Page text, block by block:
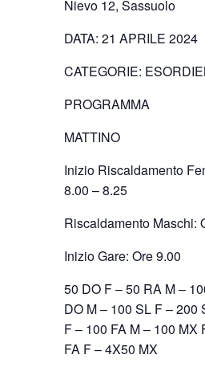
Nievo 12, Sassuolo
DATA: 21 APRILE 2024
CATEGORIE:
PROGRAMMA
MATTINO
Inizio Riscaldamento
8.00 – 8.25
Riscaldamento Maschi:
Inizio Gare: Ore 9.00
50 DO F – 50 RA M –
DO M – 100 SL F – 200
F – 100 FA M – 100 MX
FA F – 4X50 MX